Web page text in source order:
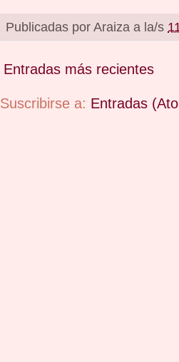
Publicadas por Araiza a la/s
Entradas más recientes
Suscribirse a: Entradas